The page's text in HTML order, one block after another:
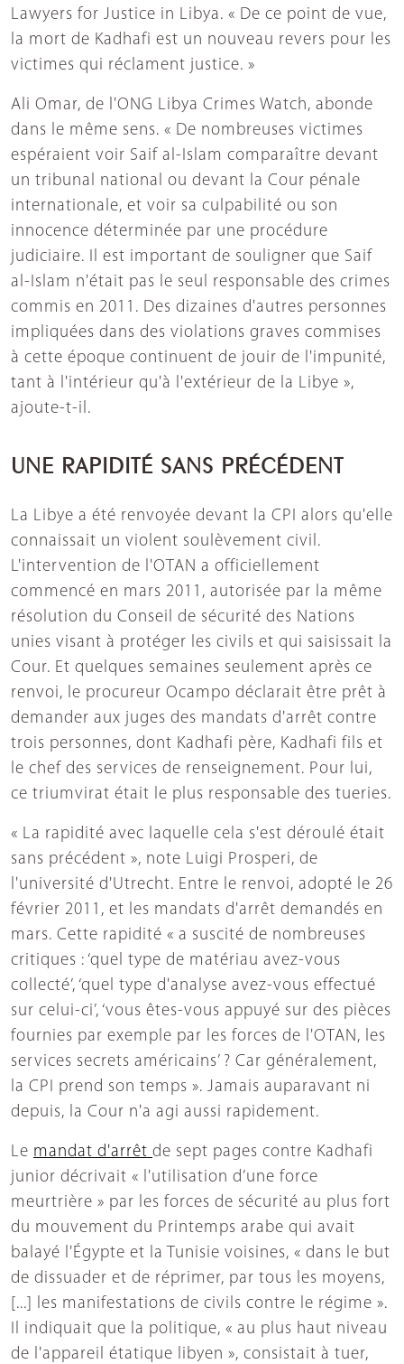
Lawyers for Justice in Libya. « De ce point de vue,
la mort de Kadhafi est un nouveau revers pour les
victimes qui réclament justice. »
Ali Omar, de l'ONG Libya Crimes Watch, abonde
dans le même sens. « De nombreuses victimes
espéraient voir Saif al-Islam comparaître devant
un tribunal national ou devant la Cour pénale
internationale, et voir sa culpabilité ou son
innocence déterminée par une procédure
judiciaire. Il est important de souligner que Saif
al-Islam n'était pas le seul responsable des crimes
commis en 2011. Des dizaines d'autres personnes
impliquées dans des violations graves commises
à cette époque continuent de jouir de l'impunité,
tant à l'intérieur qu'à l'extérieur de la Libye »,
ajoute-t-il.
UNE RAPIDITÉ SANS PRÉCÉDENT
La Libye a été renvoyée devant la CPI alors qu'elle
connaissait un violent soulèvement civil.
L'intervention de l'OTAN a officiellement
commencé en mars 2011, autorisée par la même
résolution du Conseil de sécurité des Nations
unies visant à protéger les civils et qui saisissait la
Cour. Et quelques semaines seulement après ce
renvoi, le procureur Ocampo déclarait être prêt à
demander aux juges des mandats d'arrêt contre
trois personnes, dont Kadhafi père, Kadhafi fils et
le chef des services de renseignement. Pour lui,
ce triumvirat était le plus responsable des tueries.
« La rapidité avec laquelle cela s'est déroulé était
sans précédent », note Luigi Prosperi, de
l'université d'Utrecht. Entre le renvoi, adopté le 26
février 2011, et les mandats d'arrêt demandés en
mars. Cette rapidité « a suscité de nombreuses
critiques : ‘quel type de matériau avez-vous
collecté’, ‘quel type d'analyse avez-vous effectué
sur celui-ci’, ‘vous êtes-vous appuyé sur des pièces
fournies par exemple par les forces de l'OTAN, les
services secrets américains’ ? Car généralement,
la CPI prend son temps ». Jamais auparavant ni
depuis, la Cour n'a agi aussi rapidement.
Le mandat d'arrêt de sept pages contre Kadhafi
junior décrivait « l'utilisation d’une force
meurtrière » par les forces de sécurité au plus fort
du mouvement du Printemps arabe qui avait
balayé l'Égypte et la Tunisie voisines, « dans le but
de dissuader et de réprimer, par tous les moyens,
[...] les manifestations de civils contre le régime ».
Il indiquait que la politique, « au plus haut niveau
de l'appareil étatique libyen », consistait à tuer,